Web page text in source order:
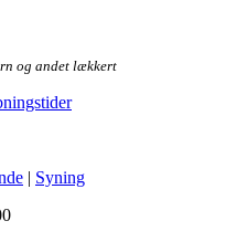
og andet lækkert
| Syning